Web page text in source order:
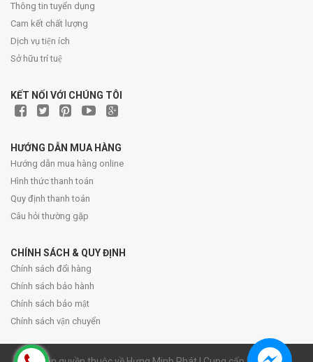
Thông tin tuyển dụng
Cam kết chất lượng
Dịch vụ tiện ích
Sở hữu trí tuệ
KẾT NỐI VỚI CHÚNG TÔI
HƯỚNG DẪN MUA HÀNG
Hướng dẫn mua hàng online
Hình thức thanh toán
Quy định thanh toán
Câu hỏi thường gặp
CHÍNH SÁCH & QUY ĐỊNH
Chính sách đổi hàng
Chính sách bảo hành
Chính sách bảo mật
Chính sách vận chuyển